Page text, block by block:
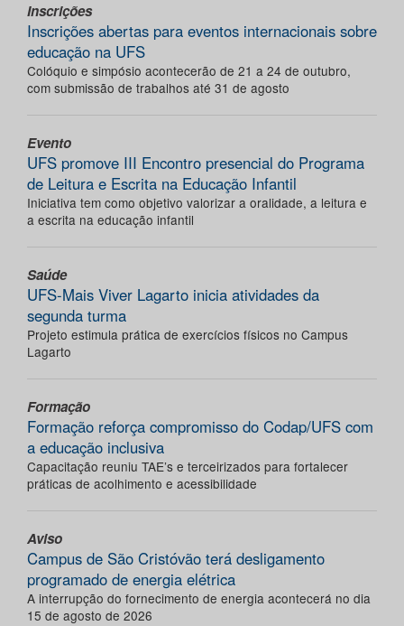
Inscrições
Inscrições abertas para eventos internacionais sobre
educação na UFS
Colóquio e simpósio acontecerão de 21 a 24 de outubro,
com submissão de trabalhos até 31 de agosto
Evento
UFS promove III Encontro presencial do Programa
de Leitura e Escrita na Educação Infantil
Iniciativa tem como objetivo valorizar a oralidade, a leitura e
a escrita na educação infantil
Saúde
UFS-Mais Viver Lagarto inicia atividades da
segunda turma
Projeto estimula prática de exercícios físicos no Campus
Lagarto
Formação
Formação reforça compromisso do Codap/UFS com
a educação inclusiva
Capacitação reuniu TAE’s e terceirizados para fortalecer
práticas de acolhimento e acessibilidade
Aviso
Campus de São Cristóvão terá desligamento
programado de energia elétrica
A interrupção do fornecimento de energia acontecerá no dia
15 de agosto de 2026